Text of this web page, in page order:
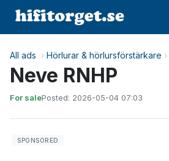
All ads › Hörlurar & hörlursförstärkare ›
Neve RNHP
For salePosted: 2026-05-04 07:03